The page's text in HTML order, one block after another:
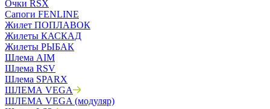
Очки RSX
Сапоги FENLINE
Жилет ПОПЛАВОК
Жилеты КАСКАД
Жилеты РЫБАК
Шлема AIM
Шлема RSV
Шлема SPARX
ШЛЕМА VEGA
ШЛЕМА VEGA (модуляр)